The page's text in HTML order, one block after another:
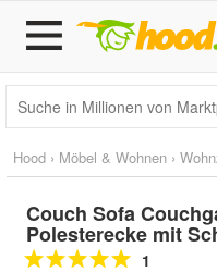
Hood › Möbel & Wohnen ›
Couch Sofa
Polesterecke mit
1